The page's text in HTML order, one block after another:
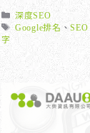
分
類
深度SEO
標
Google排名 、SEO
字